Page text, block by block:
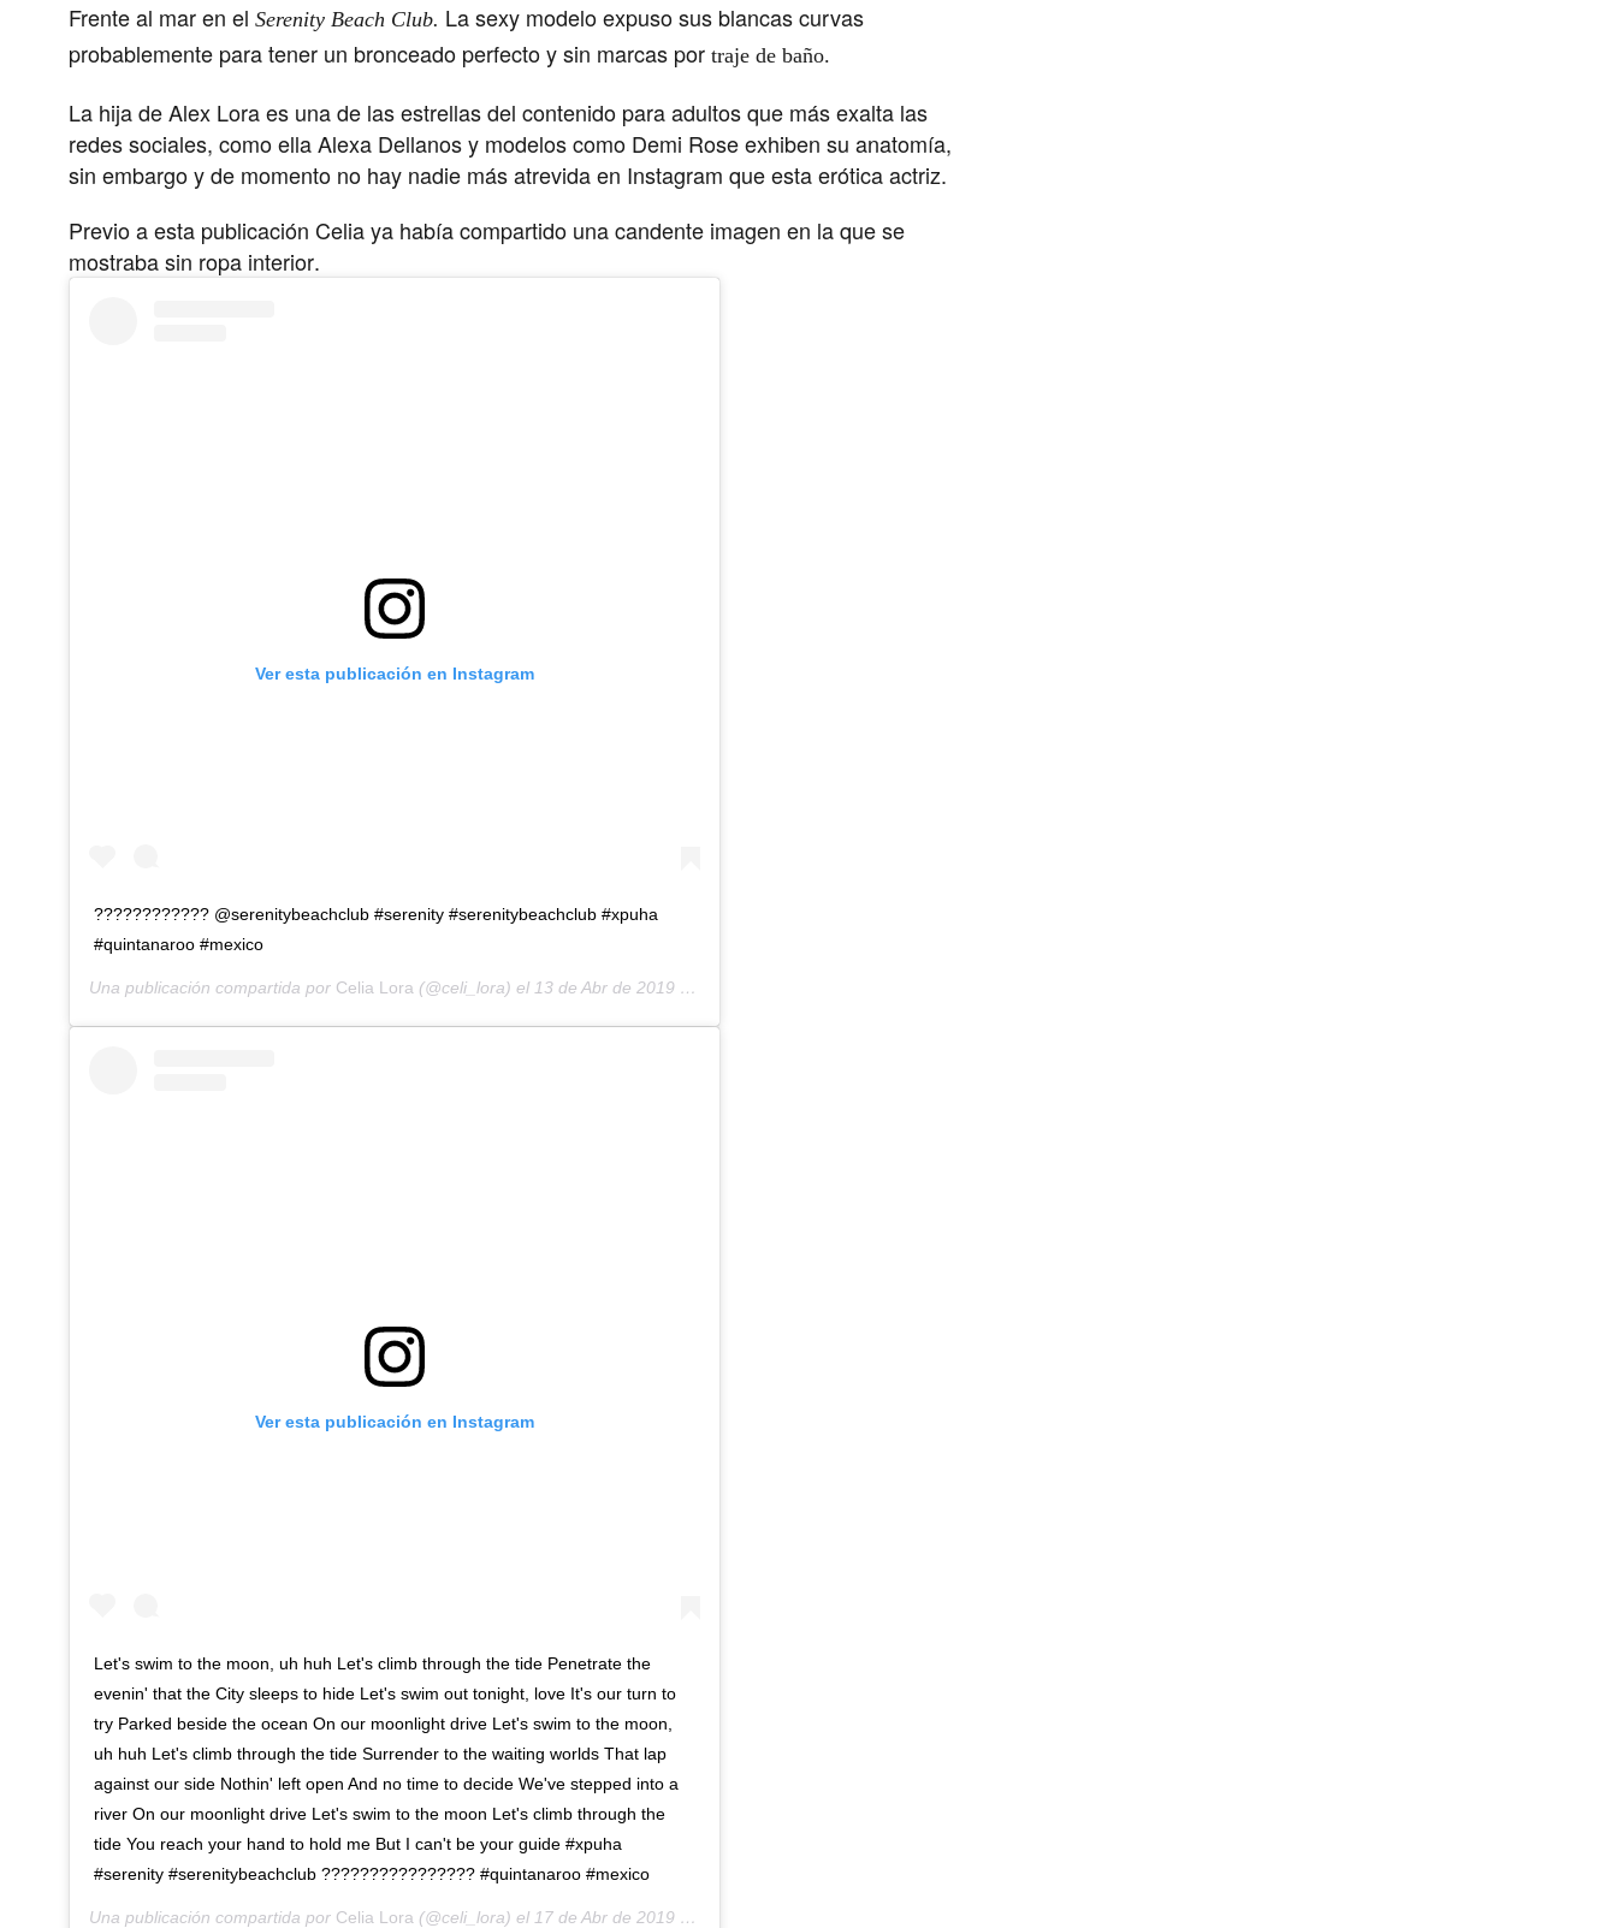
Frente al mar en elSerenity Beach Club. La sexy modelo expuso sus blancas curvas
probablemente para tener un bronceado perfecto y sin marcas portraje de baño.
La hija de Alex Lora es una de las estrellas del contenido para adultos que más exalta las
redes sociales, como ella Alexa Dellanos y modelos como Demi Rose exhiben su anatomía,
sin embargo y de momento no hay nadie más atrevida en Instagram que esta erótica actriz.
Previo a esta publicación Celia ya había compartido una candente imagen en la que se
mostraba sin ropa interior.
Ver esta publicación en Instagram
???????????? @serenitybeachclub #serenity #serenitybeachclub #xpuha
#quintanaroo #mexico
Una publicación compartida por Celia Lora (@celi_lora) el 13 de Abr de 2019 a las 10:35 PDT
Ver esta publicación en Instagram
Let's swim to the moon, uh huh Let's climb through the tide Penetrate the
evenin' that the City sleeps to hide Let's swim out tonight, love It's our turn to
try Parked beside the ocean On our moonlight drive Let's swim to the moon,
uh huh Let's climb through the tide Surrender to the waiting worlds That lap
against our side Nothin' left open And no time to decide We've stepped into a
river On our moonlight drive Let's swim to the moon Let's climb through the
tide You reach your hand to hold me But I can't be your guide #xpuha
#serenity #serenitybeachclub ???????????????? #quintanaroo #mexico
Una publicación compartida por Celia Lora (@celi_lora) el 17 de Abr de 2019 a las 12:00 PDT